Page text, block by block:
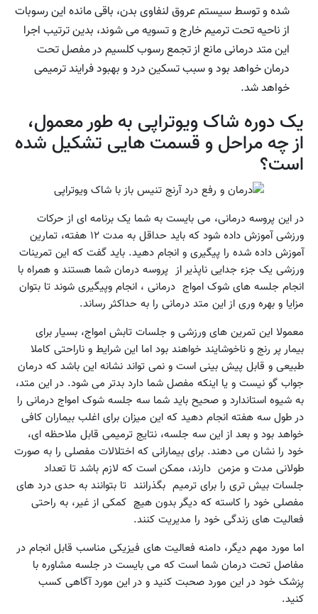
شده و توسط سیستم عروق لنفاوی بدن، باقی مانده این رسوبات
از ناحیه تحت ترمیم خارج و تسویه می شوند، بدین ترتیب اجرا
این متد درمانی مانع از تجمع رسوب کلسیم در مفصل تحت
درمان خواهد بود و سبب تسکین درد و بهبود فرایند ترمیمی
خواهد شد.
یک دوره شاک ویوتراپی به طور معمول،
از چه مراحل و قسمت هایی تشکیل شده
است؟
در این پروسه درمانی، می بایست به شما یک برنامه ای از حرکات
ورزشی آموزش داده شود که باید حداقل به مدت ۱۲ هفته، تمارین
آموزش داده شده را پیگیری و انجام دهید. باید گفت که این تمرینات
ورزشی یک جزء جدایی ناپذیر از پروسه درمان شما هستند و همراه با
انجام جلسه های شوک امواج درمانی ، انجام وپیگیری شوند تا بتوان
مزایا و بهره وری از این متد درمانی را به حداکثر رساند.
معمولا این تمرین های ورزشی و جلسات تابش امواج، بسیار برای
بیمار پر رنج و ناخوشایند خواهند بود اما این شرایط و ناراحتی کاملا
طبیعی و قابل پیش بینی است و نمی تواند نشانه این باشد که درمان
جواب گو نیست و یا اینکه مفصل شما دارد بدتر می شود. در این متد،
به شیوه استاندارد و صحیح باید شما سه جلسه شوک امواج درمانی را
در طول سه هفته انجام دهید که این میزان برای اغلب بیماران کافی
خواهد بود و بعد از این سه جلسه، نتایج ترمیمی قابل ملاحظه ای،
خود را نشان می دهند. برای بیمارانی که اختلالات مفصلی را به صورت
طولانی مدت و مزمن دارند، ممکن است که لازم باشد تا تعداد
جلسات بیش تری را برای ترمیم بگذرانند تا بتوانند به حدی درد های
مفصلی خود را کاسته که دیگر بدون هیچ کمکی از غیر، به راحتی
فعالیت های زندگی خود را مدیریت کنند.
اما مورد مهم دیگر، دامنه فعالیت های فیزیکی مناسب قابل انجام در
مفاصل تحت درمان شما است که می بایست در جلسه مشاوره با
پزشک خود در این مورد صحبت کنید و در این مورد آگاهی کسب
کنید.